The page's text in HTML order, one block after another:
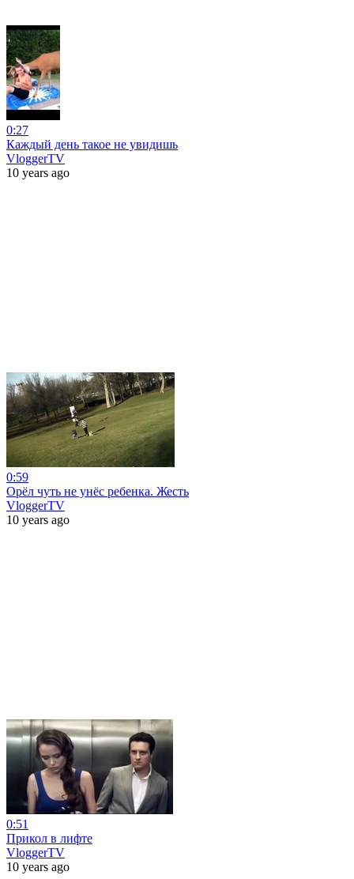
0:27
Каждый день такое не увидишь
VloggerTV
10 years ago
0:59
Орёл чуть не унёс ребенка. Жесть
VloggerTV
10 years ago
0:51
Прикол в лифте
VloggerTV
10 years ago